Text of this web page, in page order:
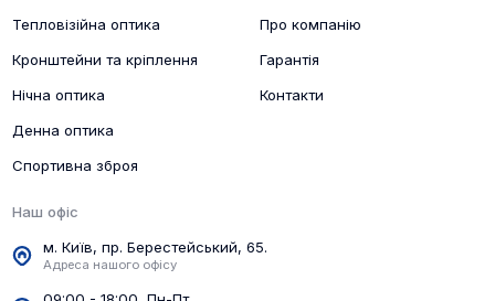
Тепловізійна оптика
Кронштейни та кріплення
Нічна оптика
Денна оптика
Спортивна зброя
Про компанію
Гарантія
Контакти
Наш офіс
м. Київ, пр. Берестейський, 65.
Адреса нашого офісу